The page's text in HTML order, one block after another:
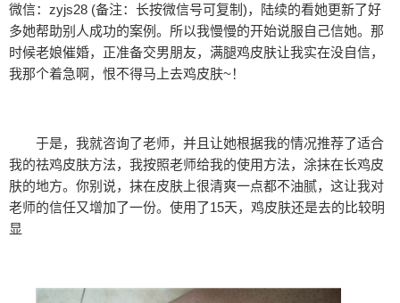
微信：zyjs28 (备注：长按微信号可复制)，陆续的看她更新了好
多她帮助别人成功的案例。所以我慢慢的开始说服自己信她。那
时候老娘催婚，正准备交男朋友，满腿鸡皮肤让我实在没自信，
我那个着急啊，恨不得马上去鸡皮肤~！
于是，我就咨询了老师，并且让她根据我的情况推荐了适合
我的祛鸡皮肤方法，我按照老师给我的使用方法，涂抹在长鸡皮
肤的地方。你别说，抹在皮肤上很清爽一点都不油腻，这让我对
老师的信任又增加了一份。使用了15天，鸡皮肤还是去的比较明
显